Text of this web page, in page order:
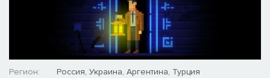
Регион:
Россия, Украина, Аргентина, Турция